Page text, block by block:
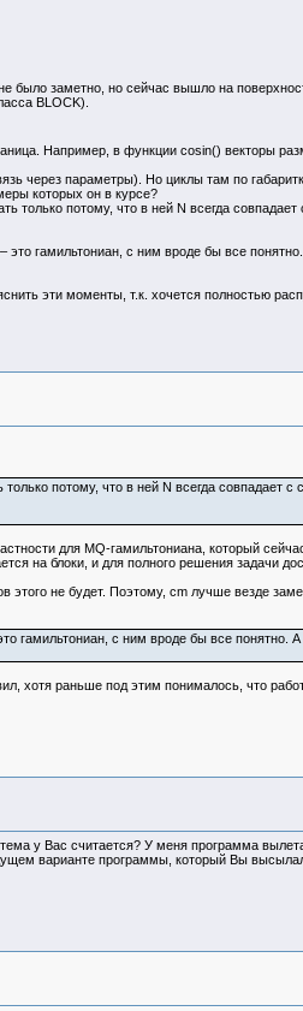
заметно, но сейчас вышло на
BLOCK).
Например, в функции cosin() векторы
параметры). Но циклы там по
которых он в курсе?
потому, что в ней N всегда совпадает
гамильтониан, с ним вроде бы все
эти моменты, т.к. хочется полностью
потому, что в ней N всегда совпадает с
для MQ-гамильтониана, который
на блоки, и для полного решения задачи
не будет. Поэтому, cm лучше везде
гамильтониан, с ним вроде бы все
хотя раньше под этим понималось, что
у Вас считается? У меня программа
варианте программы, который Вы